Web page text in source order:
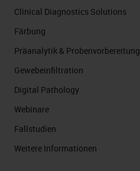
Clinical Diagnostics Solutions
Färbung
Präanalytik & Probenvorbereitung
Gewebeinfiltration
Digital Pathology
Webinare
Fallstudien
Weitere Informationen